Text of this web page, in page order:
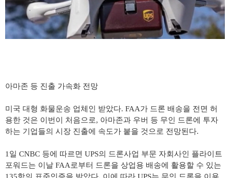
아마존 등 진출 가속화 전망
미국 대형 화물운송 업체인 받았다. FAA가 드론 배송을 전면 허
용한 것은 이번이 처음으로, 아마존과 우버 등 무인 드론에 투자
하는 기업들의 시장 진출에 속도가 붙을 것으로 전망된다.
1일 CNBC 등에 따르면 UPS의 드론사업 부문 자회사인 플라이트
포워드는 이날 FAA로부터 드론을 상업용 배송에 활용할 수 있는